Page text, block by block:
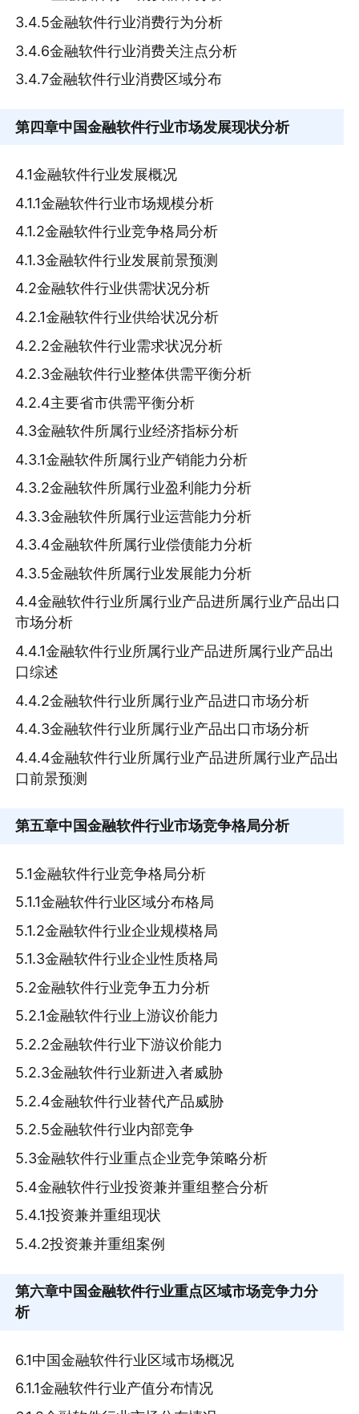
3.4.5金融软件行业消费行为分析
3.4.6金融软件行业消费关注点分析
3.4.7金融软件行业消费区域分布
第四章中国金融软件行业市场发展现状分析
4.1金融软件行业发展概况
4.1.1金融软件行业市场规模分析
4.1.2金融软件行业竞争格局分析
4.1.3金融软件行业发展前景预测
4.2金融软件行业供需状况分析
4.2.1金融软件行业供给状况分析
4.2.2金融软件行业需求状况分析
4.2.3金融软件行业整体供需平衡分析
4.2.4主要省市供需平衡分析
4.3金融软件所属行业经济指标分析
4.3.1金融软件所属行业产销能力分析
4.3.2金融软件所属行业盈利能力分析
4.3.3金融软件所属行业运营能力分析
4.3.4金融软件所属行业偿债能力分析
4.3.5金融软件所属行业发展能力分析
4.4金融软件行业所属行业产品进所属行业产品出口
市场分析
4.4.1金融软件行业所属行业产品进所属行业产品出
口综述
4.4.2金融软件行业所属行业产品进口市场分析
4.4.3金融软件行业所属行业产品出口市场分析
4.4.4金融软件行业所属行业产品进所属行业产品出
口前景预测
第五章中国金融软件行业市场竞争格局分析
5.1金融软件行业竞争格局分析
5.1.1金融软件行业区域分布格局
5.1.2金融软件行业企业规模格局
5.1.3金融软件行业企业性质格局
5.2金融软件行业竞争五力分析
5.2.1金融软件行业上游议价能力
5.2.2金融软件行业下游议价能力
5.2.3金融软件行业新进入者威胁
5.2.4金融软件行业替代产品威胁
5.2.5金融软件行业内部竞争
5.3金融软件行业重点企业竞争策略分析
5.4金融软件行业投资兼并重组整合分析
5.4.1投资兼并重组现状
5.4.2投资兼并重组案例
第六章中国金融软件行业重点区域市场竞争力分
析
6.1中国金融软件行业区域市场概况
6.1.1金融软件行业产值分布情况